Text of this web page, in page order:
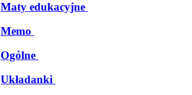
Maty edukacyjne
Memo
Ogólne
Układanki